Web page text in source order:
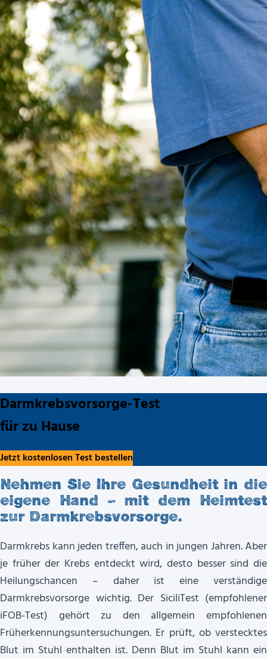
Darmkrebsvorsorge-Test
für zu Hause
Jetzt kostenlosen Test bestellen
Nehmen Sie Ihre Gesundheit in die
eigene Hand – mit dem Heimtest
zur Darmkrebsvorsorge.
Darmkrebs kann jeden treffen, auch in jungen Jahren. Aber
je früher der Krebs entdeckt wird, desto besser sind die
Heilungschancen – daher ist eine verständige
Darmkrebsvorsorge wichtig. Der SiciliTest (empfohlener
iFOB-Test) gehört zu den allgemein empfohlenen
Früherkennungsuntersuchungen. Er prüft, ob verstecktes
Blut im Stuhl enthalten ist. Denn Blut im Stuhl kann ein